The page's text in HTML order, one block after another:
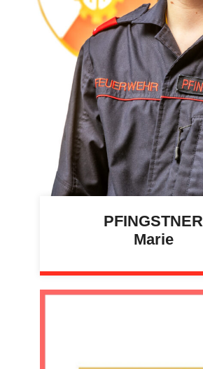
PFINGSTNER
Marie